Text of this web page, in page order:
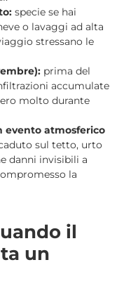
specie se hai
o lavaggi ad alta
stressano le
prima del
accumulate
molto durante
evento atmosferico
sul tetto, urto
danni invisibili a
la
il
un